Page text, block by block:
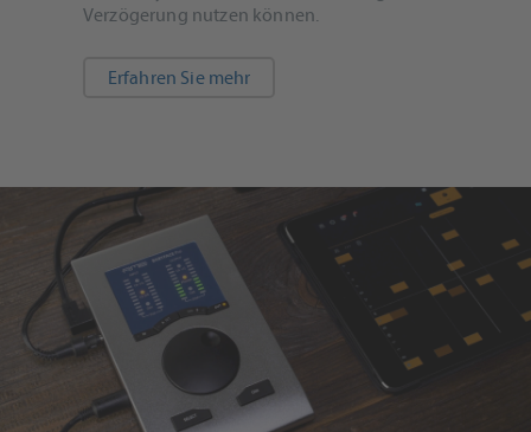
Verzögerung nutzen können.
Erfahren Sie mehr